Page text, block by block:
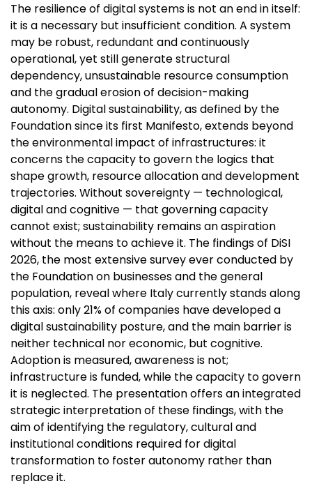
The resilience of digital systems is not an end in itself:
it is a necessary but insufficient condition. A system
may be robust, redundant and continuously
operational, yet still generate structural
dependency, unsustainable resource consumption
and the gradual erosion of decision-making
autonomy. Digital sustainability, as defined by the
Foundation since its first Manifesto, extends beyond
the environmental impact of infrastructures: it
concerns the capacity to govern the logics that
shape growth, resource allocation and development
trajectories. Without sovereignty — technological,
digital and cognitive — that governing capacity
cannot exist; sustainability remains an aspiration
without the means to achieve it. The findings of DiSI
2026, the most extensive survey ever conducted by
the Foundation on businesses and the general
population, reveal where Italy currently stands along
this axis: only 21% of companies have developed a
digital sustainability posture, and the main barrier is
neither technical nor economic, but cognitive.
Adoption is measured, awareness is not;
infrastructure is funded, while the capacity to govern
it is neglected. The presentation offers an integrated
strategic interpretation of these findings, with the
aim of identifying the regulatory, cultural and
institutional conditions required for digital
transformation to foster autonomy rather than
replace it.